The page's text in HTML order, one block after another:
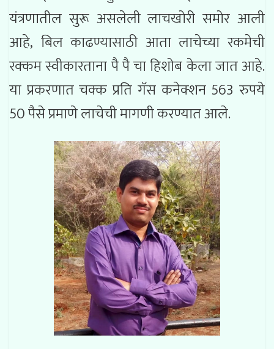
यंत्रणातील सुरू असलेली लाचखोरी समोर आली
आहे, बिल काढण्यासाठी आता लाचेच्या रकमेची
रक्कम स्वीकारताना पै पै चा हिशोब केला जात आहे.
या प्रकरणात चक्क प्रति गॅस कनेक्शन 563 रुपये
50 पैसे प्रमाणे लाचेची मागणी करण्यात आले.